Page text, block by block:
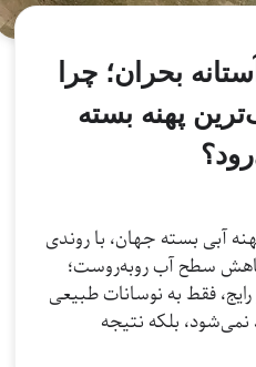
بحران؛ چرا
پهنه بسته
آبی بسته جهان، با روندی
کاهش سطح آب روبه‌روست؛
فقط به نوسانات طبیعی
بلکه نتیجه